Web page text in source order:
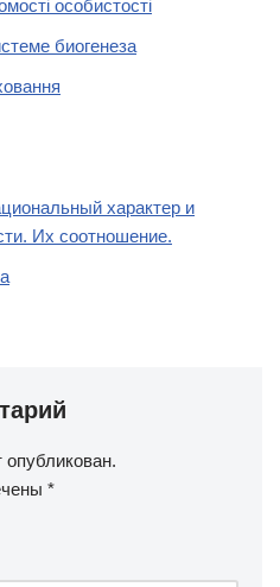
особистості
биогенеза
характер и
Их соотношение.
*